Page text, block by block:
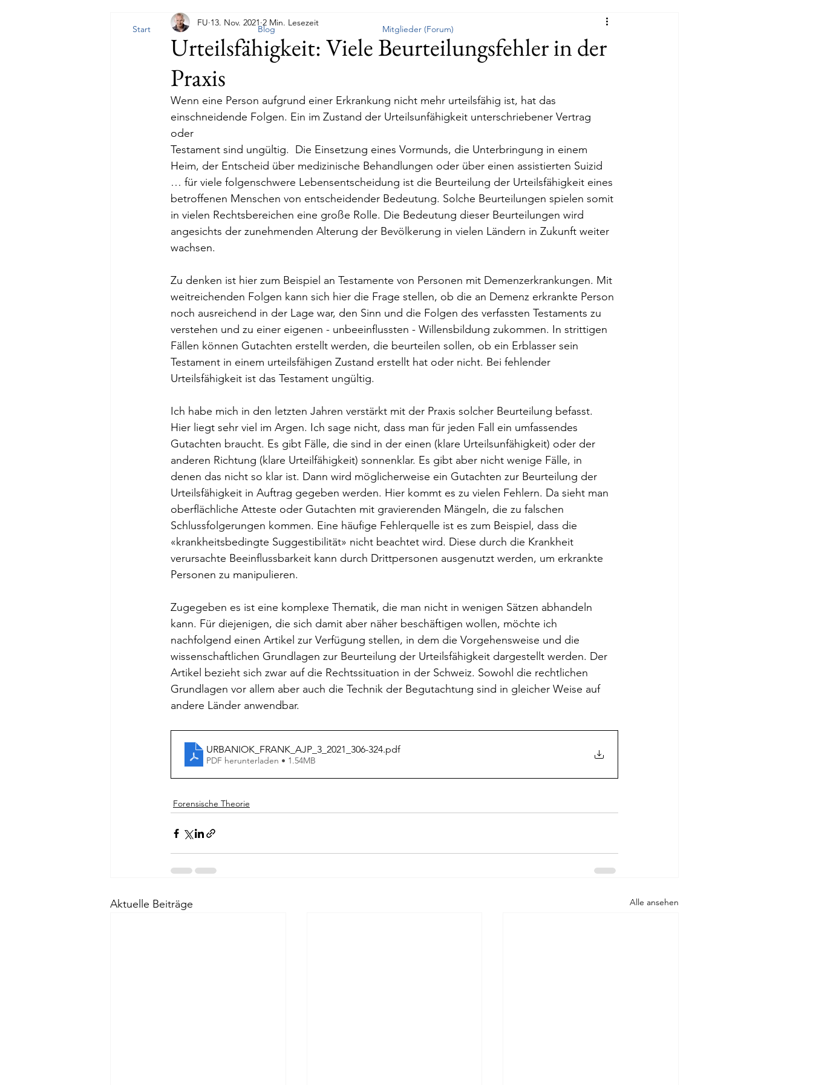
Urteilsfähigkeit: Viele Beurteilungsfehler in der
Praxis
FU 13. Nov. 2021 2 Min. Lesezeit
Wenn eine Person aufgrund einer Erkrankung nicht mehr urteilsfähig ist, hat das
einschneidende Folgen. Ein im Zustand der Urteilsunfähigkeit unterschriebener Vertrag
oder
Testament sind ungültig.  Die Einsetzung eines Vormunds, die Unterbringung in einem
Heim, der Entscheid über medizinische Behandlungen oder über einen assistierten Suizid
… für viele folgenschwere Lebensentscheidung ist die Beurteilung der Urteilsfähigkeit eines
betroffenen Menschen von entscheidender Bedeutung. Solche Beurteilungen spielen somit
in vielen Rechtsbereichen eine große Rolle. Die Bedeutung dieser Beurteilungen wird
angesichts der zunehmenden Alterung der Bevölkerung in vielen Ländern in Zukunft weiter
wachsen.
Zu denken ist hier zum Beispiel an Testamente von Personen mit Demenzerkrankungen. Mit
weitreichenden Folgen kann sich hier die Frage stellen, ob die an Demenz erkrankte Person
noch ausreichend in der Lage war, den Sinn und die Folgen des verfassten Testaments zu
verstehen und zu einer eigenen - unbeeinflussten - Willensbildung zukommen. In strittigen
Fällen können Gutachten erstellt werden, die beurteilen sollen, ob ein Erblasser sein
Testament in einem urteilsfähigen Zustand erstellt hat oder nicht. Bei fehlender
Urteilsfähigkeit ist das Testament ungültig.
Ich habe mich in den letzten Jahren verstärkt mit der Praxis solcher Beurteilung befasst.
Hier liegt sehr viel im Argen. Ich sage nicht, dass man für jeden Fall ein umfassendes
Gutachten braucht. Es gibt Fälle, die sind in der einen (klare Urteilsunfähigkeit) oder der
anderen Richtung (klare Urteilfähigkeit) sonnenklar. Es gibt aber nicht wenige Fälle, in
denen das nicht so klar ist. Dann wird möglicherweise ein Gutachten zur Beurteilung der
Urteilsfähigkeit in Auftrag gegeben werden. Hier kommt es zu vielen Fehlern. Da sieht man
oberflächliche Atteste oder Gutachten mit gravierenden Mängeln, die zu falschen
Schlussfolgerungen kommen. Eine häufige Fehlerquelle ist es zum Beispiel, dass die
«krankheitsbedingte Suggestibilität» nicht beachtet wird. Diese durch die Krankheit
verursachte Beeinflussbarkeit kann durch Drittpersonen ausgenutzt werden, um erkrankte
Personen zu manipulieren.
Zugegeben es ist eine komplexe Thematik, die man nicht in wenigen Sätzen abhandeln
kann. Für diejenigen, die sich damit aber näher beschäftigen wollen, möchte ich
nachfolgend einen Artikel zur Verfügung stellen, in dem die Vorgehensweise und die
wissenschaftlichen Grundlagen zur Beurteilung der Urteilsfähigkeit dargestellt werden. Der
Artikel bezieht sich zwar auf die Rechtssituation in der Schweiz. Sowohl die rechtlichen
Grundlagen vor allem aber auch die Technik der Begutachtung sind in gleicher Weise auf
andere Länder anwendbar.
URBANIOK_FRANK_AJP_3_2021_306-324.pdf
PDF herunterladen • 1.54MB
Forensische Theorie
Aktuelle Beiträge Alle ansehen
Start Blog Mitglieder (Forum)